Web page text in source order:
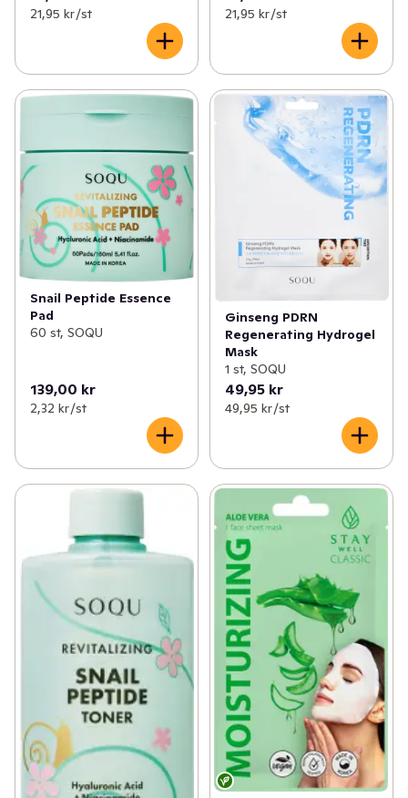
21,95 kr /st 21,95 kr /st
Snail Peptide Essence
Pad
60 st, SOQU
139,00 kr
2,32 kr /st
Ginseng PDRN
Regenerating Hydrogel
Mask
1 st, SOQU
49,95 kr
49,95 kr /st